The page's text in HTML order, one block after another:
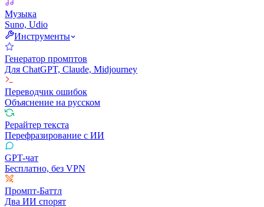
Музыка
Suno, Udio
Инструменты
Генератор промптов
Для ChatGPT, Claude, Midjourney
Переводчик ошибок
Объяснение на русском
Рерайтер текста
Перефразирование с ИИ
GPT-чат
Бесплатно, без VPN
Промпт-Баттл
Два ИИ спорят